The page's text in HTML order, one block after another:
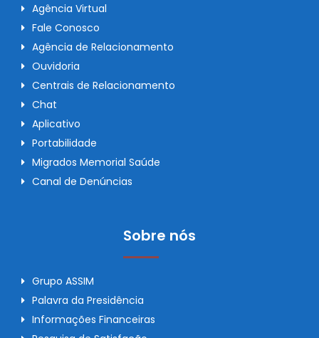
Agência Virtual
Fale Conosco
Agência de Relacionamento
Ouvidoria
Centrais de Relacionamento
Chat
Aplicativo
Portabilidade
Migrados Memorial Saúde
Canal de Denúncias
Sobre nós
Grupo ASSIM
Palavra da Presidência
Informações Financeiras